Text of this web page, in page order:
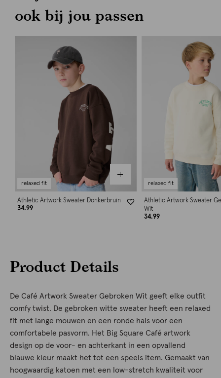
ook bij jou passen
relaxed fit
Athletic Artwork Sweater Donkerbruin
34.99
relaxed fit
Athletic Artwork Sweater
Wit
34.99
Product Details
De Café Artwork Sweater Gebroken Wit geeft elke outfit
comfy twist. De gebroken witte sweater heeft een relaxed
fit met lange mouwen en een ronde hals voor een
comfortabele pasvorm. Het Big Square Café artwork
design op de voor- en achterkant in een opvallend
blauwe kleur maakt het tot een speels item. Gemaakt van
hoogwaardig katoen met een low-stretch kwaliteit voor